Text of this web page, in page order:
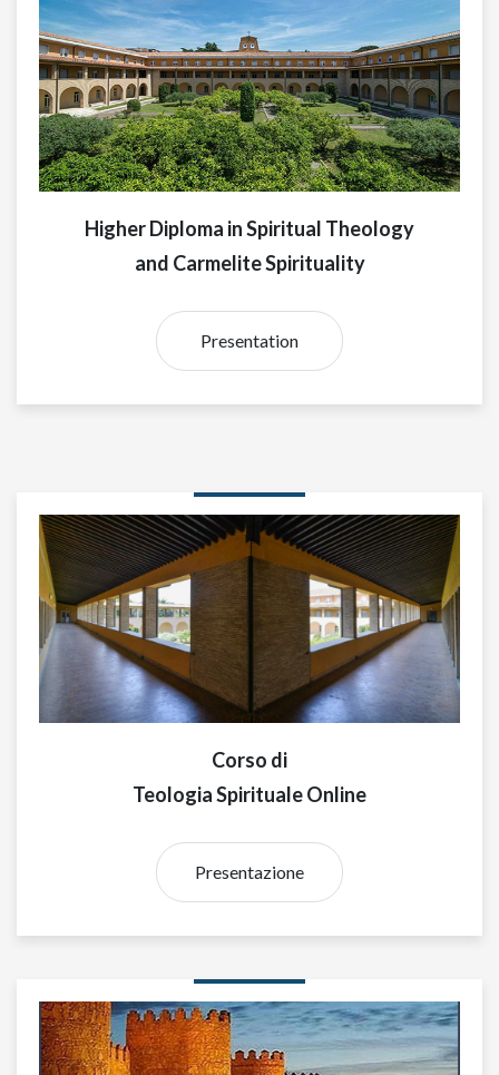
Higher Diploma in Spiritual Theology
and Carmelite Spirituality
Presentation
Corso di
Teologia Spirituale Online
Presentazione